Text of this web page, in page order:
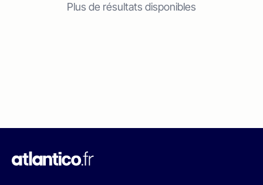
Plus de résultats disponibles